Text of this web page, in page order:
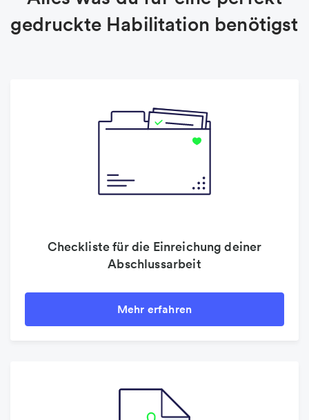
gedruckte Habilitation benötigst
Checkliste für die Einreichung deiner
Abschlussarbeit
Mehr erfahren